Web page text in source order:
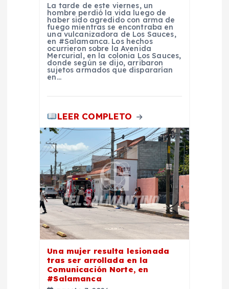
La tarde de este viernes, un
hombre perdió la vida luego de
haber sido agredido con arma de
fuego mientras se encontraba en
una vulcanizadora de Los Sauces,
en #Salamanca. Los hechos
ocurrieron sobre la Avenida
Mercurial, en la colonia Los Sauces,
donde según se dijo, arribaron
sujetos armados que dispararían
en…
LEER COMPLETO
Una mujer resulta lesionada
tras ser arrollada en la
Comunicación Norte, en
#Salamanca